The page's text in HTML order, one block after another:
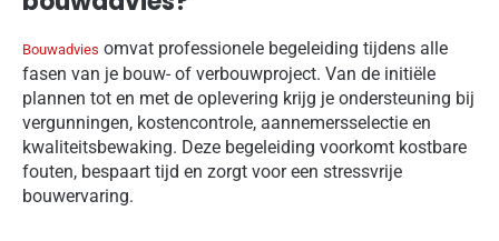
Bouwadvies omvat professionele begeleiding tijdens alle
fasen van je bouw- of verbouwproject. Van de initiële
plannen tot en met de oplevering krijg je ondersteuning bij
vergunningen, kostencontrole, aannemersselectie en
kwaliteitsbewaking. Deze begeleiding voorkomt kostbare
fouten, bespaart tijd en zorgt voor een stressvrije
bouwervaring.